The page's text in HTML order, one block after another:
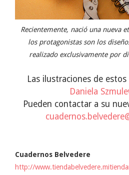
Recientemente, nació una nueva
los protagonistas son los
realizado exclusivamente por
Las ilustraciones de
Daniela
Pueden contactar a su
Cuadernos Belvedere
http://